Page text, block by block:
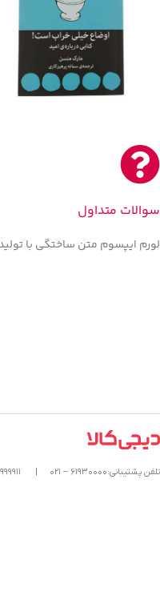
سوالات متداول
لورم ایپسوم متن ساختگی با
تلفن پشتیبانی:۶۱۹۳۰۰۰۰ – ۰۲۱ |